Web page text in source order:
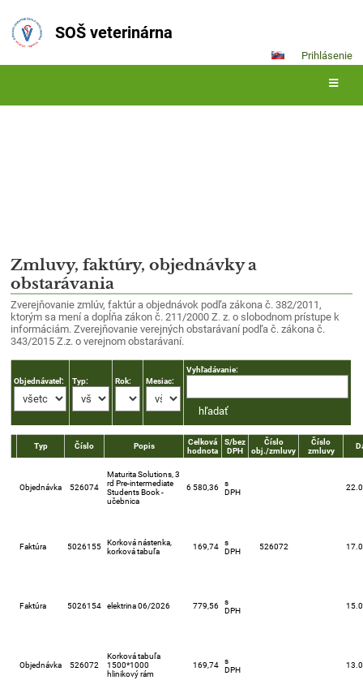
SOŠ veterinárna
Prihlásenie
Zmluvy,
faktúry
Zmluvy, faktúry, objednávky a
obstarávania
Zverejňovanie zmlúv, faktúr a objednávok podľa zákona č. 382/2011,
ktorým sa mení a dopĺňa zákon č. 211/2000 Z. z. o slobodnom prístupe k
informáciám. Zverejňovanie verejných obstarávaní podľa č. zákona č.
343/2015 Z.z. o verejnom obstarávaní.
Objednávateľ: Typ: Rok: Mesiac:
Vyhľadávanie:
Typ Číslo Popis
Celková
hodnota
S/bez
DPH
Číslo
obj./zmluvy
Číslo
zmluvy
Objednávka 526074
Maturita Solutions, 3
rd Pre-intermediate
Students Book -
učebnica
6 580,36
s
DPH
Faktúra 5026155
Korková nástenka,
korková tabuľa
169,74
s
DPH
526072
Faktúra 5026154 elektrina 06/2026 779,56
s
DPH
Objednávka 526072
Korková tabuľa
1500*1000
hlinikový rám
169,74
s
DPH